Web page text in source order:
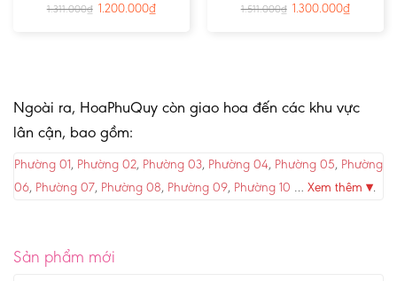
1.311.000₫ 1.200.000₫ 1.511.000₫ 1.300.000₫
Ngoài ra, HoaPhuQuy còn giao hoa đến các khu vực
lân cận, bao gồm:
Phường 01, Phường 02, Phường 03, Phường 04, Phường 05, Phường
06, Phường 07, Phường 08, Phường 09, Phường 10 … Xem thêm ▾.
Sản phẩm mới